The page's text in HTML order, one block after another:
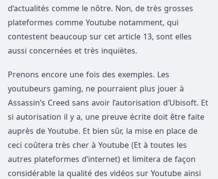
d’actualités comme le nôtre. Non, de très grosses
plateformes comme Youtube notamment, qui
contestent beaucoup sur cet article 13, sont elles
aussi concernées et très inquiètes.
Prenons encore une fois des exemples. Les
youtubeurs gaming, ne pourraient plus jouer à
Assassin’s Creed sans avoir l’autorisation d’Ubisoft. Et
si autorisation il y a, une preuve écrite doit être faite
auprès de Youtube. Et bien sûr, la mise en place de
ceci coûtera très cher à Youtube (Et à toutes les
autres plateformes d’internet) et limitera de façon
considérable la qualité des vidéos sur Youtube ainsi